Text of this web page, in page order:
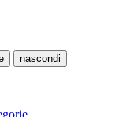
nascondi